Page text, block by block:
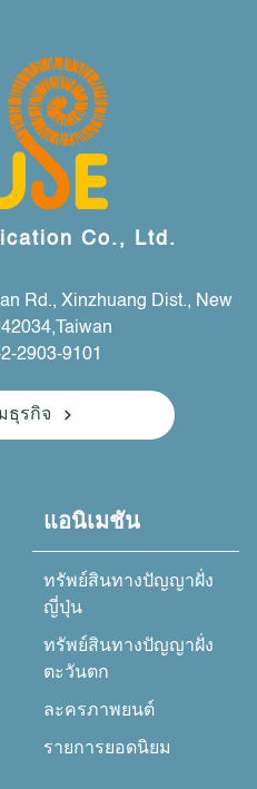
Co., Ltd.
Rd., Xinzhuang Dist., New
2-2903-9101
ธุรกิจ
แอนิเมชัน
ทรัพย์สินทางปัญญาฝั่ง
ญี่ปุ่น
ทรัพย์สินทางปัญญาฝั่ง
ตะวันตก
ละครภาพยนต์
รายการยอดนิยม